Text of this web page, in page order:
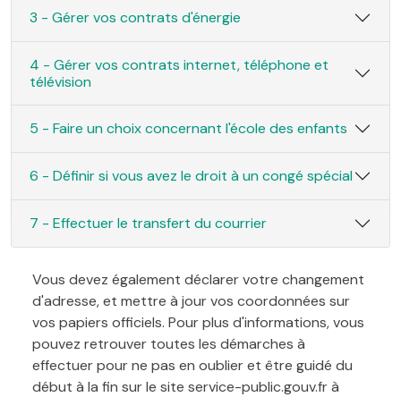
3 - Gérer vos contrats d'énergie
4 - Gérer vos contrats internet, téléphone et
télévision
5 - Faire un choix concernant l'école des enfants
6 - Définir si vous avez le droit à un congé spécial
7 - Effectuer le transfert du courrier
Vous devez également déclarer votre changement
d'adresse, et mettre à jour vos coordonnées sur
vos papiers officiels. Pour plus d'informations, vous
pouvez retrouver toutes les démarches à
effectuer pour ne pas en oublier et être guidé du
début à la fin sur le site service-public.gouv.fr à